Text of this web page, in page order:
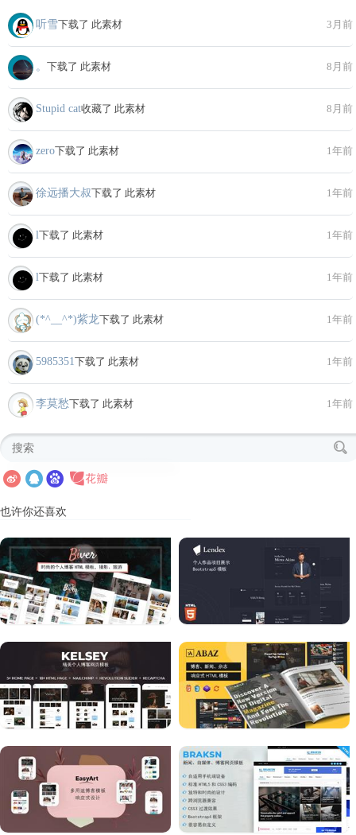
听雪下载了 此素材 3月前
。 下载了 此素材 8月前
Stupid cat收藏了 此素材 8月前
zero下载了 此素材 1年前
徐远播大叔下载了 此素材 1年前
l下载了 此素材 1年前
l下载了 此素材 1年前
(*^__^*)紫龙下载了 此素材 1年前
5985351下载了 此素材 1年前
李莫愁下载了 此素材 1年前
也许你还喜欢